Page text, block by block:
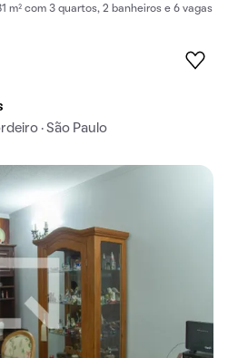
m² com 3 quartos, 2 banheiros e 6 vagas
· São Paulo